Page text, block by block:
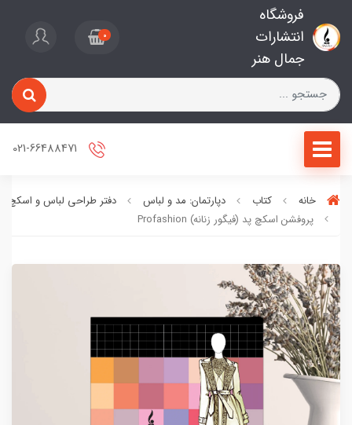
فروشگاه
انتشارات
جمال هنر
0
خانه کتاب دپارتمان: مد و لباس
دفتر طراحی لباس و اسکچ
پروفشن اسکچ پد (فیگور زنانه) Profashion